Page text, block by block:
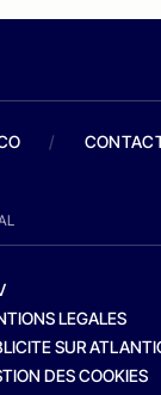
/
LEGALES
SUR
DES COOKIES